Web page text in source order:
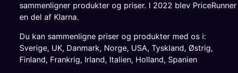
sammenligner produkter og priser. I 2022 blev PriceRunner
en del af Klarna.
Du kan sammenligne priser og produkter med os i:
Sverige, UK, Danmark, Norge, USA, Tyskland, Østrig,
Finland, Frankrig, Irland, Italien, Holland, Spanien